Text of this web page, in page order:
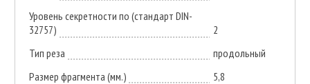
Уровень секретности по (стандарт DIN-
32757)
2
Тип реза
продольный
Размер фрагмента (мм.)
5,8